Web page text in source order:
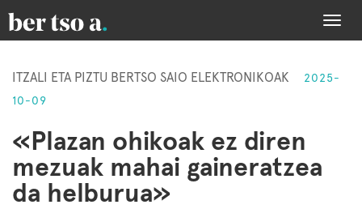
ITZALI ETA PIZTU BERTSO SAIO ELEKTRONIKOAK
2025-
10-09
«Plazan ohikoak ez diren
mezuak mahai gaineratzea
da helburua»